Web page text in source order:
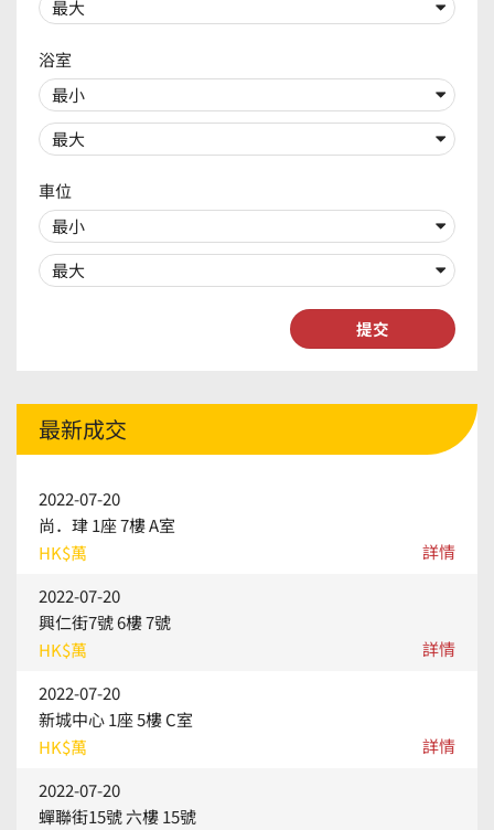
浴室
車位
提交
最新成交
2022-07-20
尚．珒 1座 7樓 A室
HK$萬
詳情
2022-07-20
興仁街7號 6樓 7號
HK$萬
詳情
2022-07-20
新城中心 1座 5樓 C室
HK$萬
詳情
2022-07-20
蟬聯街15號 六樓 15號